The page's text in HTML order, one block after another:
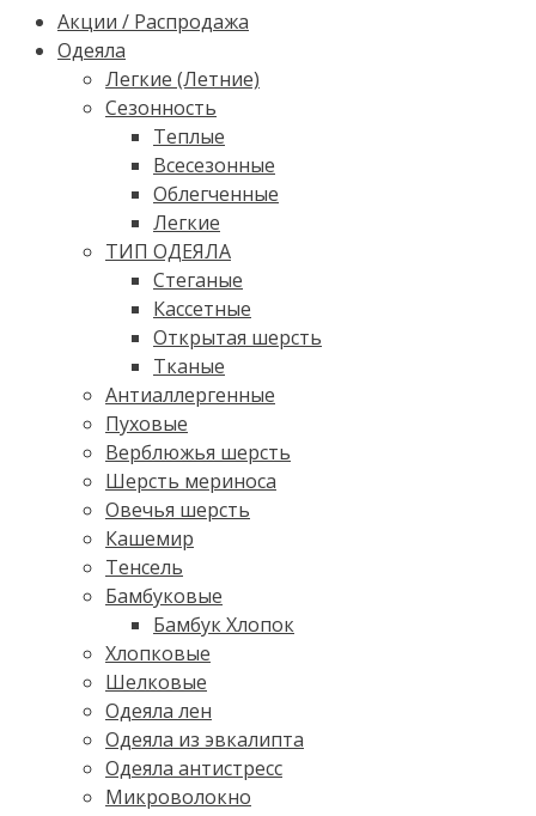
Акции / Распродажа
Одеяла
Легкие (Летние)
Сезонность
Теплые
Всесезонные
Облегченные
Легкие
ТИП ОДЕЯЛА
Стеганые
Кассетные
Открытая шерсть
Тканые
Антиаллергенные
Пуховые
Верблюжья шерсть
Шерсть мериноса
Овечья шерсть
Кашемир
Тенсель
Бамбуковые
Бамбук Хлопок
Хлопковые
Шелковые
Одеяла лен
Одеяла из эвкалипта
Одеяла антистресс
Микроволокно